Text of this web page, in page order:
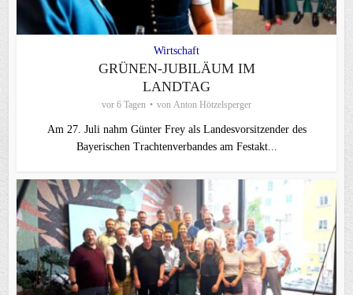
Wirtschaft
GRÜNEN-JUBILÄUM IM
LANDTAG
vor 6 Tagen von Anton Hötzelsperger
Am 27. Juli nahm Günter Frey als Landesvorsitzender des
Bayerischen Trachtenverbandes am Festakt...